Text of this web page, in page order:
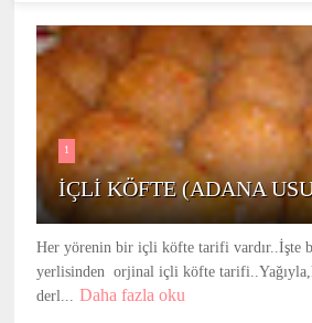
1
İÇLİ KÖFTE (ADANA
Her yörenin bir içli köfte tarifi vardır..İşte
yerlisinden orjinal içli köfte
derl...
Daha fazla oku